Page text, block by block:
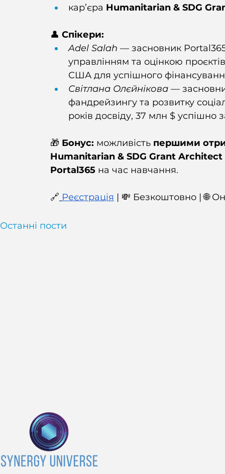
кар’єра Humanitarian & SDG
👤 Спікери:
Adel Salah — засновник
управлінням та оцінкою
США для успішного
Світлана Олєйнікова —
фандрейзингу та розвитку
років досвіду, 37 млн $ успішно
🎁 Бонус: можливість першими
Humanitarian & SDG Grant Architect
Portal365 на час навчання.
🔗 Реєстрація | 💸 Безкоштовно | 🌐
Останні пости
Довіра, що фінансується: